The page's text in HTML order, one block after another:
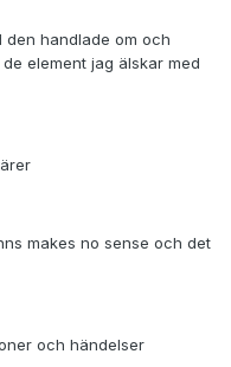
den handlade om och
element jag älskar med
makes no sense och det
och händelser